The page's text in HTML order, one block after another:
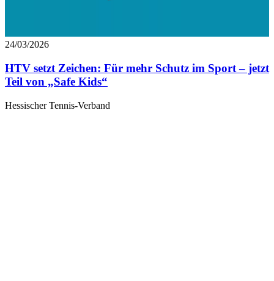
24/03/2026
HTV setzt Zeichen: Für mehr Schutz im Sport – jetzt
Teil von „Safe Kids“
Hessischer Tennis-Verband